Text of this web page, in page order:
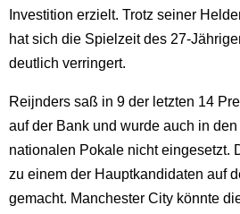
Investition erzielt. Trotz seiner
hat sich die Spielzeit des 27-
deutlich verringert.
Reijnders saß in 9 der letzten 14
auf der Bank und wurde auch in
nationalen Pokale nicht eingesetzt.
zu einem der Hauptkandidaten auf
gemacht. Manchester City könnte